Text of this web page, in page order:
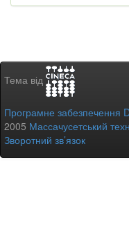
Тема від
Програмне забезпечення
2005 Массачусетський
Зворотний зв’язок